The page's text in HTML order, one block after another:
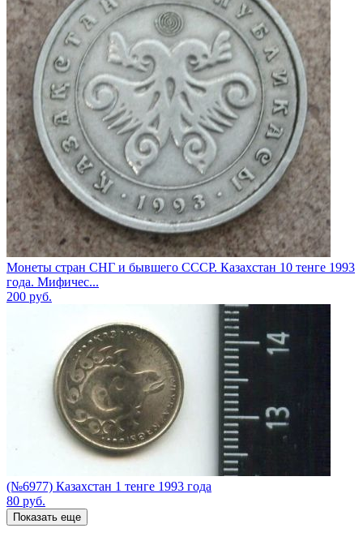
Монеты стран СНГ и бывшего СССР. Казахстан 10 тенге 1993
года. Мифичес...
200 руб.
(№6977) Казахстан 1 тенге 1993 года
80 руб.
Показать еще